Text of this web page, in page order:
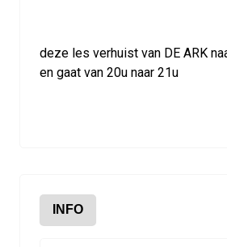
deze les verhuist van DE ARK
en gaat van 20u naar 21u
INFO